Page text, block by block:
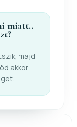
miatt..
majd
akkor